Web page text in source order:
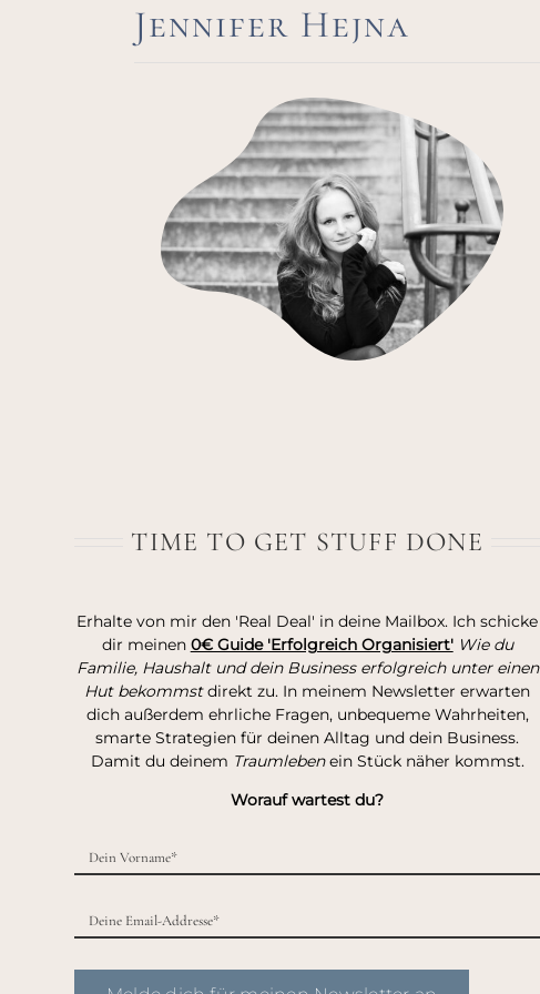
Jennifer Hejna
TIME TO GET STUFF DONE
Erhalte von mir den 'Real Deal' in deine Mailbox. Ich schicke
dir meinen 0€ Guide 'Erfolgreich Organisiert' Wie du
Familie, Haushalt und dein Business erfolgreich unter einen
Hut bekommstdirekt zu. In meinem Newsletter erwarten
dich außerdem ehrliche Fragen, unbequeme Wahrheiten,
smarte Strategien für deinen Alltag und dein Business.
Damit du deinem Traumlebenein Stück näher kommst.
Worauf wartest du?